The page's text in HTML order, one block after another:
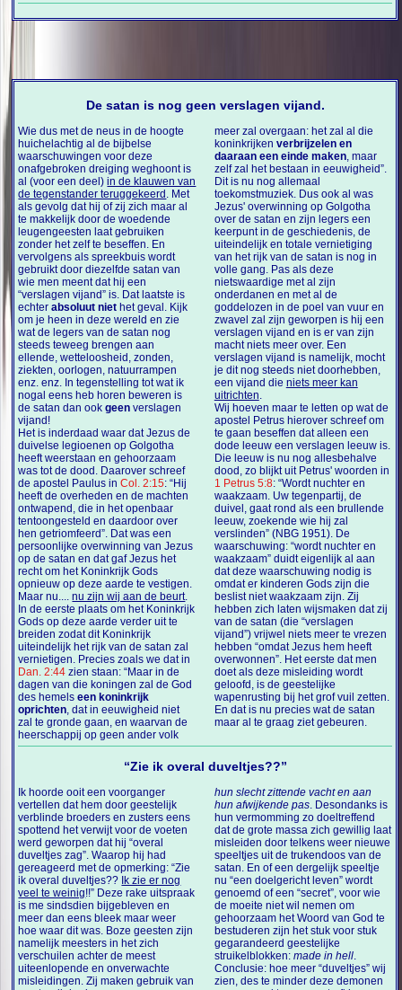
De satan is nog geen verslagen vijand.
Wie dus met de neus in de hoogte
huichelachtig al de bijbelse
waarschuwingen voor deze
onafgebroken dreiging weghoont is
al (voor een deel)in de klauwen van
de tegenstander teruggekeerd . Met
als gevolg dat hij of zij zich maar al
te makkelijk door de woedende
leugengeesten laat gebruiken
zonder het zelf te beseffen. En
vervolgens als spreekbuis wordt
gebruikt door diezelfde satan van
wie men meent dat hij een
“verslagen vijand” is. Dat laatste is
echterabsoluut niet het geval. Kijk
om je heen in deze wereld en zie
wat de legers van de satan nog
steeds teweeg brengen aan
ellende, wetteloosheid, zonden,
ziekten, oorlogen, natuurrampen
enz. enz. In tegenstelling tot wat ik
nogal eens heb horen beweren is
de satan dan ookgeen verslagen
vijand!
Het is inderdaad waar dat Jezus de
duivelse legioenen op Golgotha
heeft weerstaan en gehoorzaam
was tot de dood. Daarover schreef
de apostel Paulus inCol. 2:15: “Hij
heeft de overheden en de machten
ontwapend, die in het openbaar
tentoongesteld en daardoor over
hen getriomfeerd”. Dat was een
persoonlijke overwinning van Jezus
op de satan en dat gaf Jezus het
recht om het Koninkrijk Gods
opnieuw op deze aarde te vestigen.
Maar nu....nu zijn wij aan de beurt.
In de eerste plaats om het Koninkrijk
Gods op deze aarde verder uit te
breiden zodat dit Koninkrijk
uiteindelijk het rijk van de satan zal
vernietigen. Precies zoals we dat in
Dan. 2:44 zien staan: “Maar in de
dagen van die koningen zal de God
des hemelseen koninkrijk
oprichten, dat in eeuwigheid niet
zal te gronde gaan, en waarvan de
heerschappij op geen ander volk
meer zal overgaan: het zal al die
koninkrijken verbrijzelen en
daaraan een einde maken, maar
zelf zal het bestaan in eeuwigheid”.
Dit is nu nog allemaal
toekomstmuziek. Dus ook al was
Jezus' overwinning op Golgotha
over de satan en zijn legers een
keerpunt in de geschiedenis, de
uiteindelijk en totale vernietiging
van het rijk van de satan is nog in
volle gang. Pas als deze
nietswaardige met al zijn
onderdanen en met al de
goddelozen in de poel van vuur en
zwavel zal zijn geworpen is hij een
verslagen vijand en is er van zijn
macht niets meer over. Een
verslagen vijand is namelijk, mocht
je dit nog steeds niet doorhebben,
een vijand die niets meer kan
uitrichten.
Wij hoeven maar te letten op wat de
apostel Petrus hierover schreef om
te gaan beseffen dat alleen een
dode leeuw een verslagen leeuw is.
Die leeuw is nu nog allesbehalve
dood, zo blijkt uit Petrus' woorden in
1 Petrus 5:8: “Wordt nuchter en
waakzaam. Uw tegenpartij, de
duivel, gaat rond als een brullende
leeuw, zoekende wie hij zal
verslinden” (NBG 1951). De
waarschuwing: “wordt nuchter en
waakzaam” duidt eigenlijk al aan
dat deze waarschuwing nodig is
omdat er kinderen Gods zijn die
beslist niet waakzaam zijn. Zij
hebben zich laten wijsmaken dat zij
van de satan (die “verslagen
vijand”) vrijwel niets meer te vrezen
hebben “omdat Jezus hem heeft
overwonnen”. Het eerste dat men
doet als deze misleiding wordt
geloofd, is de geestelijke
wapenrusting bij het grof vuil zetten.
En dat is nu precies wat de satan
maar al te graag ziet gebeuren.
“Zie ik overal duveltjes??”
Ik hoorde ooit een voorganger
vertellen dat hem door geestelijk
verblinde broeders en zusters eens
spottend het verwijt voor de voeten
werd geworpen dat hij “overal
duveltjes zag”. Waarop hij had
gereageerd met de opmerking: “Zie
ik overal duveltjes?? Ik zie er nog
veel te weinig!!” Deze rake uitspraak
is me sindsdien bijgebleven en
meer dan eens bleek maar weer
hoe waar dit was. Boze geesten zijn
namelijk meesters in het zich
verschuilen achter de meest
uiteenlopende en onverwachte
misleidingen. Zij maken gebruik van
hun slecht zittende vacht en aan
hun afwijkende pas. Desondanks is
hun vermomming zo doeltreffend
dat de grote massa zich gewillig laat
misleiden door telkens weer nieuwe
speeltjes uit de trukendoos van de
satan. En of een dergelijk speeltje
nu “een doelgericht leven” wordt
genoemd of een “secret”, voor wie
de moeite niet wil nemen om
gehoorzaam het Woord van God te
bestuderen zijn het stuk voor stuk
gegarandeerd geestelijke
struikelblokken: made in hell.
Conclusie: hoe meer “duveltjes” wij
zien, des te minder deze demonen